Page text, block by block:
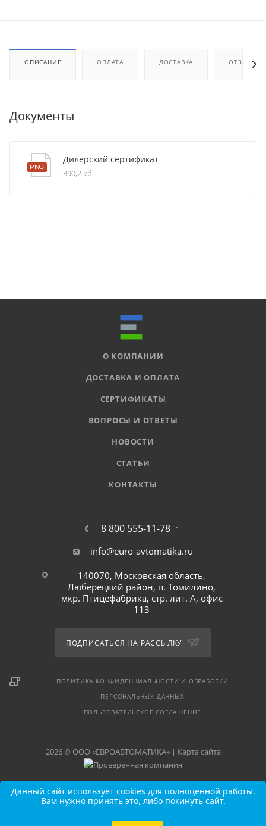
ОПИСАНИЕ ОПЛАТА ДОСТАВКА ОТЗЫВЫ
Документы
Дилерский сертификат
390,2 кб
О КОМПАНИИ
ДОСТАВКА И ОПЛАТА
СЕРТИФИКАТЫ
ВОПРОСЫ И ОТВЕТЫ
НОВОСТИ
СТАТЬИ
КОНТАКТЫ
8 800 555-11-78
info@euro-avtomatika.ru
140070, Московская область,
Люберецкий район, п. Томилино,
мкр. Птицефабрика, стр. лит. А, офис
113
ПОДПИСАТЬСЯ НА РАССЫЛКУ
ПОЛИТИКА КОНФИДЕНЦИАЛЬНОСТИ И ОБРАБОТКИ
ПЕРСОНАЛЬНЫХ ДАННЫХ
ПОЛЬЗОВАТЕЛЬСКОЕ СОГЛАШЕНИЕ
2026 © ООО «ЕВРОАВТОМАТИКА» | Карта сайта
Данный сайт использует cookies для полноценной работы.
Вам нужно принять это, либо покинуть сайт.